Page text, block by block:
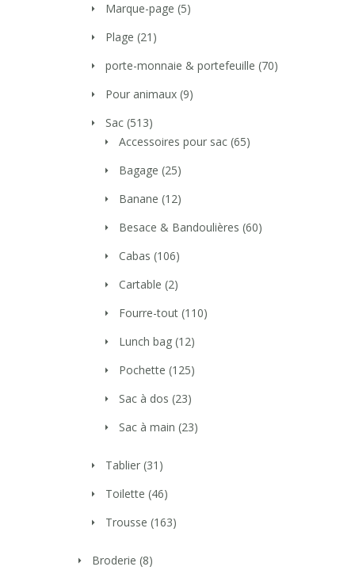
Marque-page (5)
Plage (21)
porte-monnaie & portefeuille (70)
Pour animaux (9)
Sac (513)
Accessoires pour sac (65)
Bagage (25)
Banane (12)
Besace & Bandoulières (60)
Cabas (106)
Cartable (2)
Fourre-tout (110)
Lunch bag (12)
Pochette (125)
Sac à dos (23)
Sac à main (23)
Tablier (31)
Toilette (46)
Trousse (163)
Broderie (8)